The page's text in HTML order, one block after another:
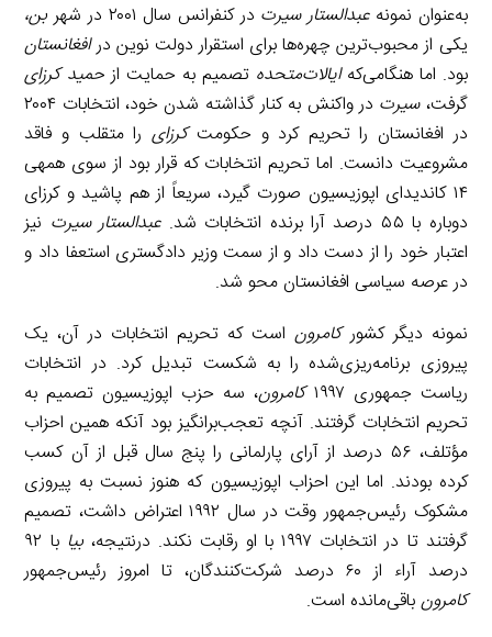
به‌عنوان نمونهعبدالستار سیرت در کنفرانس سال ۲۰۰۱ در شهر
بن،
یکی از محبوب‌ترین چهره‌ها برای استقرار دولت نوین درافغانستان
بود. اما هنگامی‌کهایالات‌متحده تصمیم به حمایت ازحمید کرزای
گرفت،سیرت
در واکنش به کنار گذاشته شدن خود، انتخابات ۲۰۰۴
در افغانستان را تحریم کرد و حکومتکرزای را متقلب و فاقد
مشروعیت دانست. اما تحریم انتخابات که قرار بود از سوی همهی
۱۴ کاندیدای اپوزیسیون صورت گیرد، سریعاً از هم پاشید و کرزای
دوباره با ۵۵ درصد آرا برنده انتخابات شد.
عبدالستار سیرت نیز
اعتبار خود را از دست داد و از سمت وزیر دادگستری استعفا داد و
در عرصه سیاسی افغانستان محو شد.
نمونه دیگر کشورکامرون است که تحریم انتخابات در آن، یک
پیروزی برنامه‌ریزی‌شده را به شکست تبدیل کرد. در انتخابات
ریاست جمهوری ۱۹۹۷
کامرون، سه حزب اپوزیسیون تصمیم به
تحریم انتخابات گرفتند. آنچه تعجب‌برانگیز بود آنکه همین احزاب
مؤتلف، ۵۶ درصد از آرای پارلمانی را پنج سال قبل از آن کسب
کرده بودند. اما این احزاب اپوزیسیون که هنوز نسبت به پیروزی
مشکوک رئیس‌جمهور وقت در سال ۱۹۹۲ اعتراض داشت، تصمیم
گرفتند تا در انتخابات ۱۹۹۷ با او رقابت نکند. درنتیجه،
بیا
با ۹۲
درصد آراء از ۶۰ درصد شرکت‌کنندگان، تا امروز رئیس‌جمهور
کامرونباقی‌مانده است.